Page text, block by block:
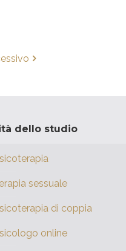
dello studio
sessuale
di coppia
online